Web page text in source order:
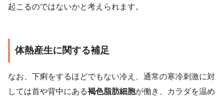
起こるのではないかと考えられます。
体熱産生に関する補足
なお、下痢をするほどでもない冷え、通常の寒冷刺激に対
しては首や背中にある褐色脂肪細胞が働き、カラダを温め